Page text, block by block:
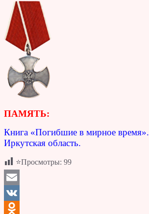
ПАМЯТЬ:
Книга «Погибшие в мирное время».
Иркутская область.
⭐Просмотры: 99
Email
VK